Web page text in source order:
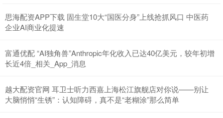
思海配资APP下载 固生堂10大“国医分身”上线抢抓风口 中医药
企业AI商业化提速
富通优配 “AI独角兽”Anthropic年化收入已达40亿美元，较年初增
长近4倍_相关_App_消息
越大配资官网 耳卫士听力西嘉上海松江旗舰店对你说——别让
大脑悄悄“生锈”：认知障碍，真不是“老糊涂”那么简单